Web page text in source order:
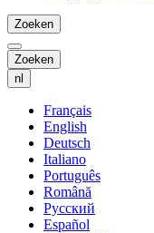
Zoeken
Zoeken
nl
Français
English
Deutsch
Italiano
Português
Română
Русский
Español